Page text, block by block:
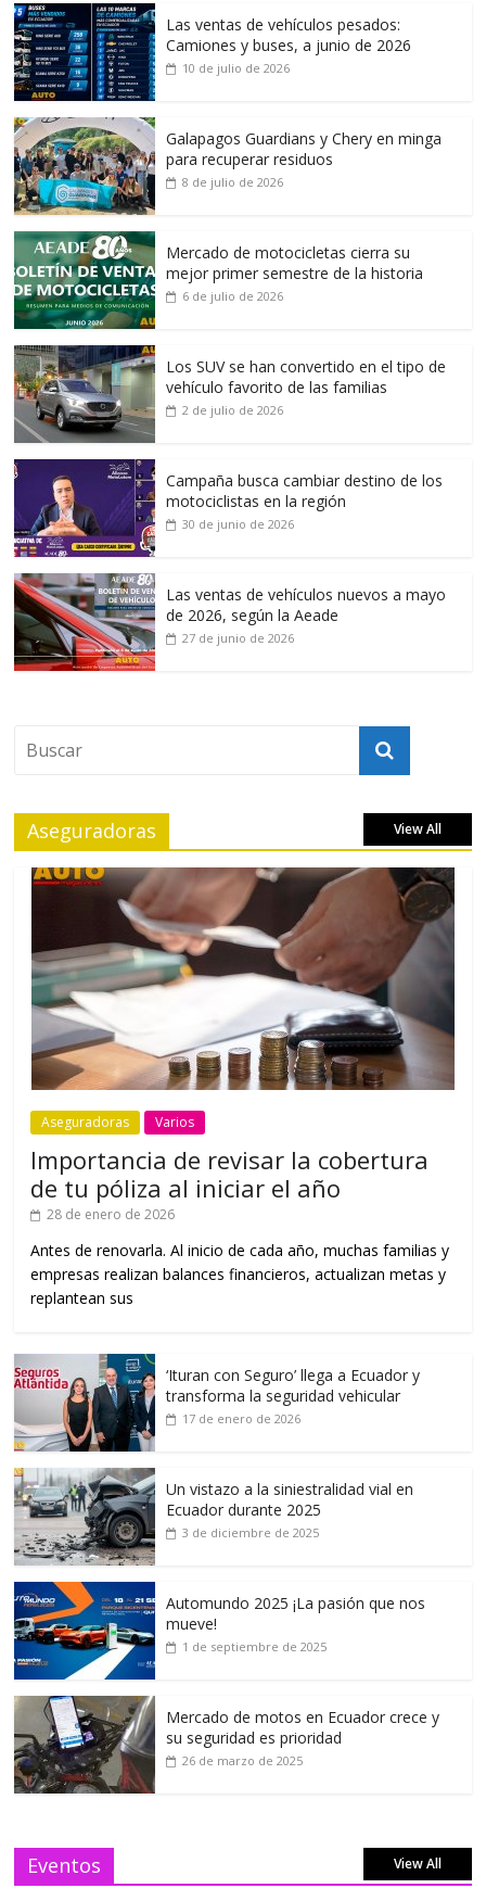
Las ventas de vehículos pesados:
Camiones y buses, a junio de 2026
10 de julio de 2026
Galapagos Guardians y Chery en minga
para recuperar residuos
8 de julio de 2026
Mercado de motocicletas cierra su
mejor primer semestre de la historia
6 de julio de 2026
Los SUV se han convertido en el tipo de
vehículo favorito de las familias
2 de julio de 2026
Campaña busca cambiar destino de los
motociclistas en la región
30 de junio de 2026
Las ventas de vehículos nuevos a mayo
de 2026, según la Aeade
27 de junio de 2026
Aseguradoras View All
Aseguradoras Varios
Importancia de revisar la cobertura
de tu póliza al iniciar el año
28 de enero de 2026
Antes de renovarla. Al inicio de cada año, muchas familias y
empresas realizan balances financieros, actualizan metas y
replantean sus
‘Ituran con Seguro’ llega a Ecuador y
transforma la seguridad vehicular
17 de enero de 2026
Un vistazo a la siniestralidad vial en
Ecuador durante 2025
3 de diciembre de 2025
Automundo 2025 ¡La pasión que nos
mueve!
1 de septiembre de 2025
Mercado de motos en Ecuador crece y
su seguridad es prioridad
26 de marzo de 2025
Eventos View All